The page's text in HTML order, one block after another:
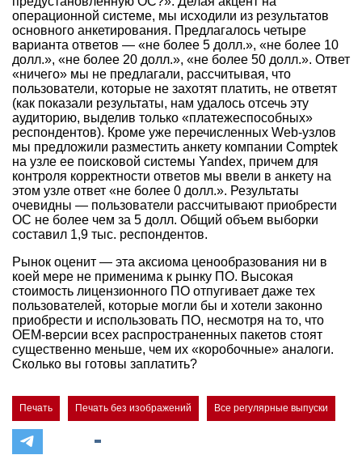
операционной системе, мы исходили из результатов
основного анкетирования. Предлагалось четыре
варианта ответов — «не более 5 долл.», «не более 10
долл.», «не более 20 долл.», «не более 50 долл.». Ответ
«ничего» мы не предлагали, рассчитывая, что
пользователи, которые не захотят платить, не ответят
(как показали результаты, нам удалось отсечь эту
аудиторию, выделив только «платежеспособных»
респондентов). Кроме уже перечисленных Web-узлов
мы предложили разместить анкету компании Comptek
на узле ее поисковой системы Yandex, причем для
контроля корректности ответов мы ввели в анкету на
этом узле ответ «не более 0 долл.». Результаты
очевидны — пользователи рассчитывают приобрести
ОС не более чем за 5 долл. Общий объем выборки
составил 1,9 тыс. респондентов.
Рынок оценит — эта аксиома ценообразования ни в
коей мере не применима к рынку ПО. Высокая
стоимость лицензионного ПО отпугивает даже тех
пользователей, которые могли бы и хотели законно
приобрести и использовать ПО, несмотря на то, что
OEM-версии всех распространенных пакетов стоят
существенно меньше, чем их «коробочные» аналоги.
Сколько вы готовы заплатить?
Печать Печать без изображений Все регулярные выпуски